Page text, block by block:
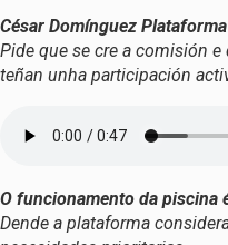
César Domínguez
Pide que se cre a comisión
teñan unha participación
O funcionamento da piscina
Dende a plataforma